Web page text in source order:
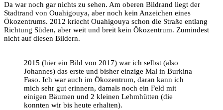
Da war noch gar nichts zu sehen. Am oberen Bildrand liegt der
Stadtrand von Ouahigouya, aber noch kein Anzeichen eines
Ökozentrums. 2012 kriecht Ouahigouya schon die Straße entlang
Richtung Süden, aber weit und breit kein Ökozentrum. Zumindest
nicht auf diesen Bildern.
2015 (hier ein Bild von 2017) war ich selbst (also
Johannes) das erste und bisher einzige Mal in Burkina
Faso. Ich war auch im Ökozentrum, daran kann ich
mich sehr gut erinnern, damals noch ein Feld mit
einigen Bäumen und 2 kleinen Lehmhütten (die
konnten wir bis heute erhalten).